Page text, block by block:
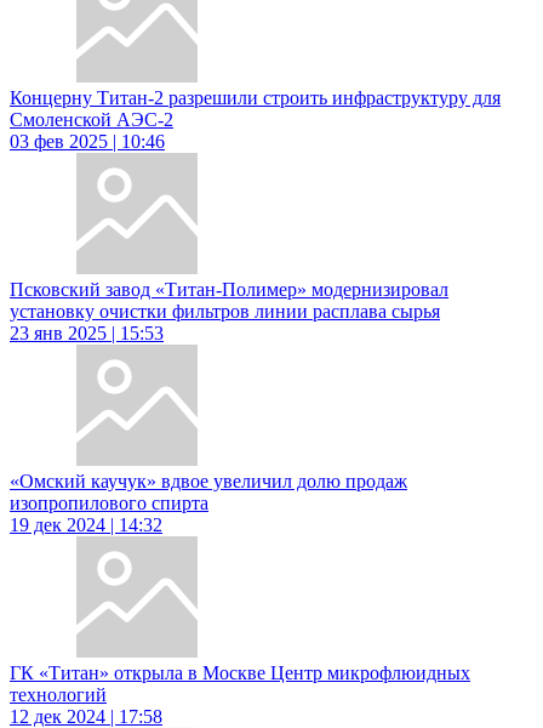
Концерну Титан-2 разрешили строить инфраструктуру для
Смоленской АЭС-2
03 фев 2025 | 10:46
Псковский завод «Титан-Полимер» модернизировал
установку очистки фильтров линии расплава сырья
23 янв 2025 | 15:53
«Омский каучук» вдвое увеличил долю продаж
изопропилового спирта
19 дек 2024 | 14:32
ГК «Титан» открыла в Москве Центр микрофлюидных
технологий
12 дек 2024 | 17:58